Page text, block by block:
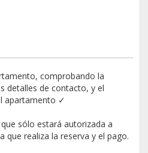
comprobando la
detalles de contacto, y el
apartamento ✓
sólo estará autorizada a
que realiza la reserva y el pago.